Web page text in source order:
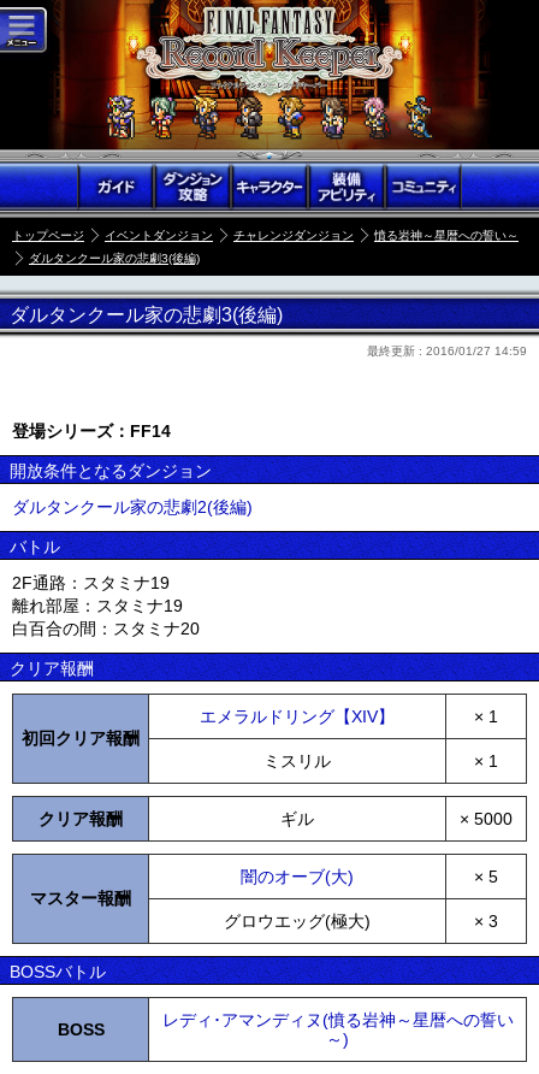
トップページ イベントダンジョン チャレンジダンジョン
憤る岩神～星暦への誓い～
ダルタンクール家の悲劇3(後編)
ダルタンクール家の悲劇3(後編)
最終更新 : 2016/01/27 14:59
登場シリーズ：FF14
開放条件となるダンジョン
ダルタンクール家の悲劇2(後編)
バトル
2F通路：スタミナ19
離れ部屋：スタミナ19
白百合の間：スタミナ20
クリア報酬
初回クリア報酬
エメラルドリング【XIV】 × 1
ミスリル × 1
クリア報酬 ギル × 5000
マスター報酬
闇のオーブ(大) × 5
グロウエッグ(極大) × 3
BOSSバトル
BOSS
レディ･アマンディヌ(憤る岩神～星暦への誓い
～)